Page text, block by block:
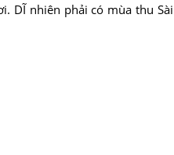
DĨ nhiên phải có mùa thu Sài